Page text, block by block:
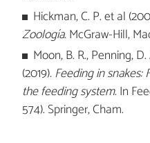
Hickman, C. P. et al
Zoología.McGraw-Hill,
Moon, B. R., Penning,
(2019). Feeding in
the feeding system. In
574). Springer, Cham.